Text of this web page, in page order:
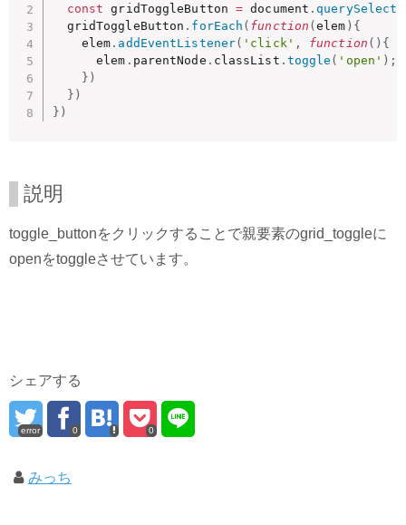
const gridToggleButton = document .
  gridToggleButton
. forEach ( function (elem ) {
    elem
. addEventListener( 'click' , function ( ) {
      elem
. parentNode . classList . toggle ( 'open' ) ;
} )
} )
} )
説明
toggle_buttonをクリックすることで親要素のgrid_toggleに
openをtoggleさせています。
シェアする
error 0 0
みっち